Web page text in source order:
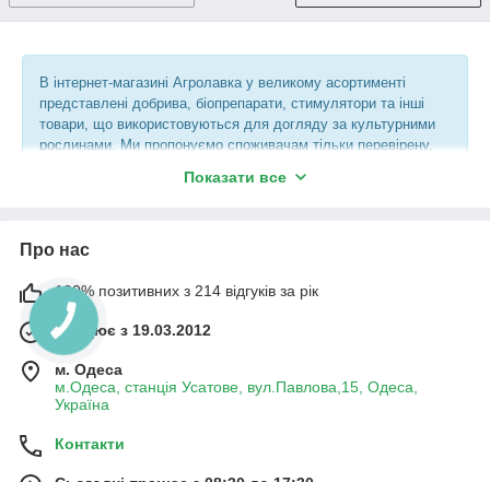
В інтернет-магазині Агролавка у великому асортименті
представлені добрива, біопрепарати, стимулятори та інші
товари, що використовуються для догляду за культурними
рослинами. Ми пропонуємо споживачам тільки перевірену,
етапах росту і розвитку культур з метою їх зміцнення і
захисту. Ефективне комплексне добриво Новоферт
«Корневін», яке реалізує наш інтернет-магазин,
застосовується одне з перших в період засаджування
городу. Основне призначення даного продукту — стимуляція
росту кореневої системи рослин. Використовується
Новоферт «Ковневин» для обробки і обприскування
саджанців, паростків, розсади, а також при живцюванні
декоративних, ягідних, плодових і квіткових культур.
Високий попит на це добриво обумовлений доступною ціною
Показати все
Про нас
100% позитивних з 214 відгуків за рік
Працює з 19.03.2012
м. Одеса
м.Одеса, станція Усатове, вул.Павлова,15, Одеса,
Україна
Контакти